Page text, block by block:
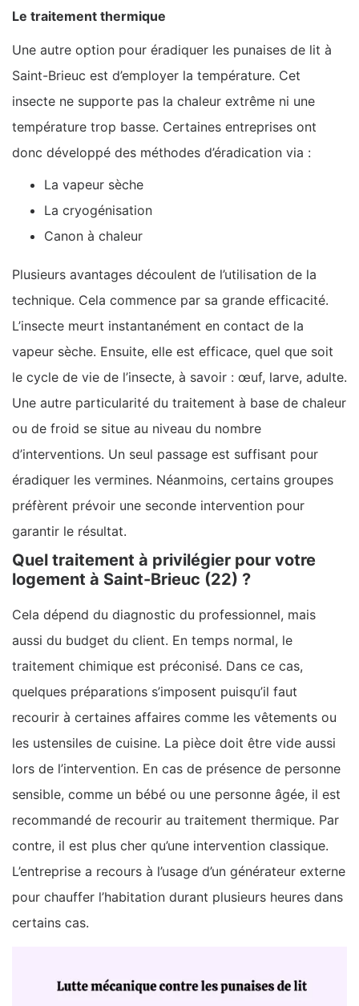
Le traitement thermique
Une autre option pour éradiquer les punaises de lit à
Saint-Brieuc est d’employer la température. Cet
insecte ne supporte pas la chaleur extrême ni une
température trop basse. Certaines entreprises ont
donc développé des méthodes d’éradication via :
La vapeur sèche
La cryogénisation
Canon à chaleur
Plusieurs avantages découlent de l’utilisation de la
technique. Cela commence par sa grande efficacité.
L’insecte meurt instantanément en contact de la
vapeur sèche. Ensuite, elle est efficace, quel que soit
le cycle de vie de l’insecte, à savoir : œuf, larve, adulte.
Une autre particularité du traitement à base de chaleur
ou de froid se situe au niveau du nombre
d’interventions. Un seul passage est suffisant pour
éradiquer les vermines. Néanmoins, certains groupes
préfèrent prévoir une seconde intervention pour
garantir le résultat.
Quel traitement à privilégier pour votre
logement à Saint-Brieuc (22) ?
Cela dépend du diagnostic du professionnel, mais
aussi du budget du client. En temps normal, le
traitement chimique est préconisé. Dans ce cas,
quelques préparations s’imposent puisqu’il faut
recourir à certaines affaires comme les vêtements ou
les ustensiles de cuisine. La pièce doit être vide aussi
lors de l’intervention. En cas de présence de personne
sensible, comme un bébé ou une personne âgée, il est
recommandé de recourir au traitement thermique. Par
contre, il est plus cher qu’une intervention classique.
L’entreprise a recours à l’usage d’un générateur externe
pour chauffer l’habitation durant plusieurs heures dans
certains cas.